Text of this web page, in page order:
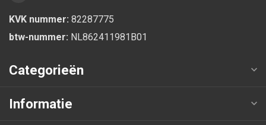
KVK nummer: 82287775
btw-nummer: NL862411981B01
Categorieën
Informatie